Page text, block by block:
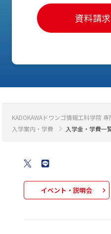
資料請
KADOKAWAドワンゴ情報工科学院
入学案内・学費
入学金・学費一
イベント・説明会